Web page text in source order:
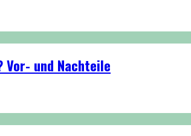
Vor- und Nachteile